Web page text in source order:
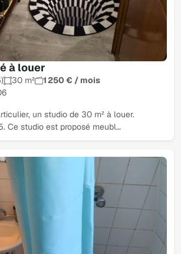
à louer
30 m²
1 250 € / mois
un studio de 30 m² à louer.
Ce studio est proposé meubl…